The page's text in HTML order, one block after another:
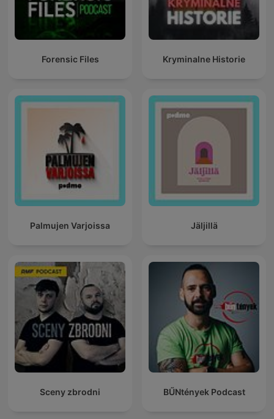
Forensic Files Kryminalne Historie
Palmujen Varjoissa Jäljillä
Sceny zbrodni BŰNtények Podcast